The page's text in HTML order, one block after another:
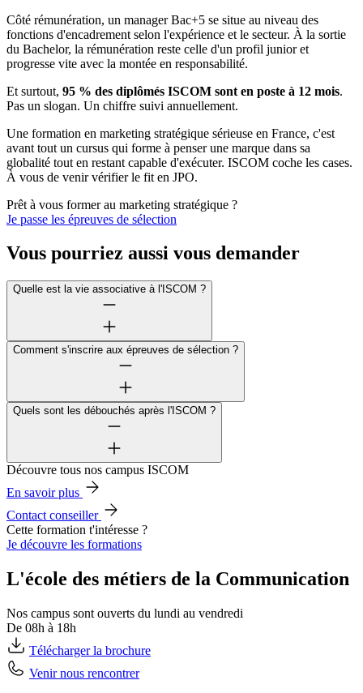
Côté rémunération, un manager Bac+5 se situe au niveau des
fonctions d'encadrement selon l'expérience et le secteur. À la sortie
du Bachelor, la rémunération reste celle d'un profil junior et
progresse vite avec la montée en responsabilité.
Et surtout, 95 % des diplômés ISCOM sont en poste à 12 mois.
Pas un slogan. Un chiffre suivi annuellement.
Une formation en marketing stratégique sérieuse en France, c'est
avant tout un cursus qui forme à penser une marque dans sa
globalité tout en restant capable d'exécuter. ISCOM coche les cases.
À vous de venir vérifier le fit en JPO.
Prêt à vous former au marketing stratégique ?
Je passe les épreuves de sélection
Vous pourriez aussi vous demander
Quelle est la vie associative à l'ISCOM ?
Comment s'inscrire aux épreuves de sélection ?
Quels sont les débouchés après l'ISCOM ?
Découvre tous nos campus ISCOM
En savoir plus
Contact conseiller
Cette formation t'intéresse ?
Je découvre les formations
L'école des métiers de la Communication
Nos campus sont ouverts du lundi au vendredi
De 08h à 18h
Télécharger la brochure
Venir nous rencontrer